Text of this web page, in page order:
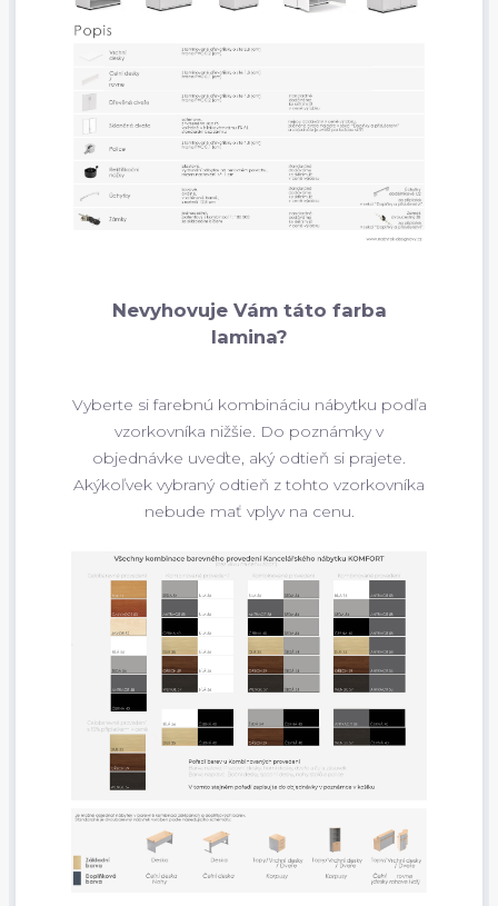
Nevyhovuje Vám táto farba
lamina?
Vyberte si farebnú kombináciu nábytku podľa
vzorkovníka nižšie. Do poznámky v
objednávke uveďte, aký odtieň si prajete.
Akýkoľvek vybraný odtieň z tohto vzorkovníka
nebude mať vplyv na cenu.